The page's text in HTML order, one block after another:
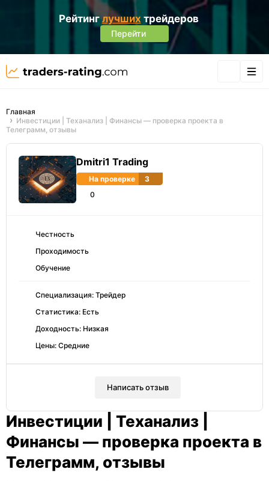
Рейтинглучших трейдеров
Перейти
Главная
Инвестиции | Теханализ | Финансы — проверка проекта в
Телеграмм, отзывы
Dmitri1 Trading
На проверке
3
0
Честность
Проходимость
Обучение
Специализация: Трейдер
Статистика: Есть
Доходность: Низкая
Цены: Средние
Написать отзыв
Инвестиции | Теханализ |
Финансы — проверка проекта в
Телеграмм, отзывы